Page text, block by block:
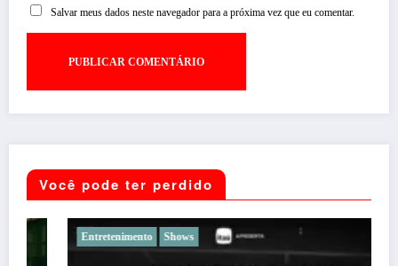
Salvar meus dados neste navegador para a próxima vez que eu comentar.
Você pode ter perdido
Entretenimento Shows